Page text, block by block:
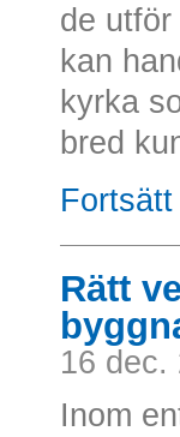
de
kan
kyrka
bred
Rätt
16 dec.
Inom